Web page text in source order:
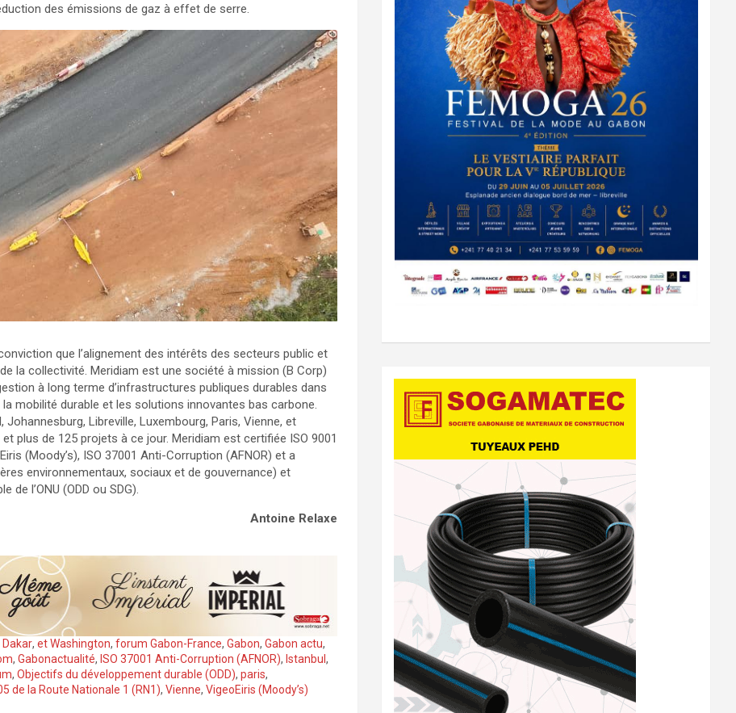
des émissions de gaz à effet de serre.
que l’alignement des intérêts des secteurs public et
la collectivité. Meridiam est une société à mission (B Corp)
à long terme d’infrastructures publiques durables dans
mobilité durable et les solutions innovantes bas carbone.
Libreville, Luxembourg, Paris, Vienne, et
plus de 125 projets à ce jour. Meridiam est certifiée ISO 9001
(Moody’s), ISO 37001 Anti-Corruption (AFNOR) et a
environnementaux, sociaux et de gouvernance) et
de l’ONU (ODD ou SDG).
Antoine Relaxe
Dakar, et Washington, forum Gabon-France, Gabon, Gabon actu,
, Gabonactualité, ISO 37001 Anti-Corruption (AFNOR), Istanbul ,
, Objectifs du développement durable (ODD), paris,
de la Route Nationale 1 (RN1), Vienne, VigeoEiris (Moody’s)